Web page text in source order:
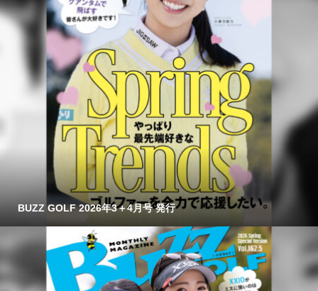
BUZZ GOLF 2026年3＋4月号 発行